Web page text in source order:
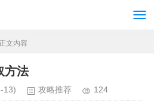
文内容
方法
13) 攻略推荐 124